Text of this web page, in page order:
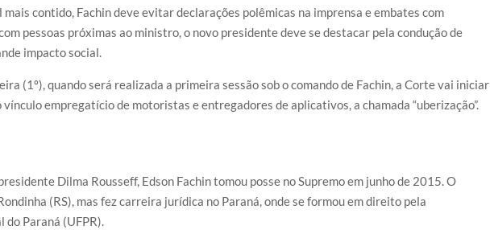
contido, Fachin deve evitar declarações polêmicas na imprensa e embates com
pessoas próximas ao ministro, o novo presidente deve se destacar pela condução de
impacto social.
(1º), quando será realizada a primeira sessão sob o comando de Fachin, a Corte vai iniciar
empregatício de motoristas e entregadores de aplicativos, a chamada “uberização”.
Dilma Rousseff, Edson Fachin tomou posse no Supremo em junho de 2015. O
(RS), mas fez carreira jurídica no Paraná, onde se formou em direito pela
do Paraná (UFPR).